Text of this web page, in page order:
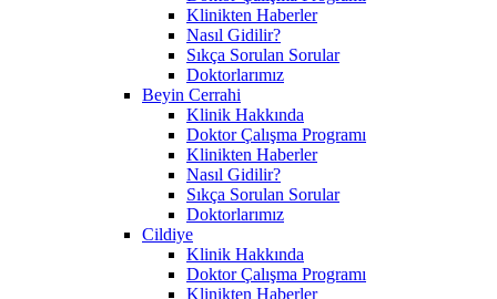
Klinikten Haberler
Nasıl Gidilir?
Sıkça Sorulan Sorular
Doktorlarımız
Beyin Cerrahi
Klinik Hakkında
Doktor Çalışma Programı
Klinikten Haberler
Nasıl Gidilir?
Sıkça Sorulan Sorular
Doktorlarımız
Cildiye
Klinik Hakkında
Doktor Çalışma Programı
Klinikten Haberler